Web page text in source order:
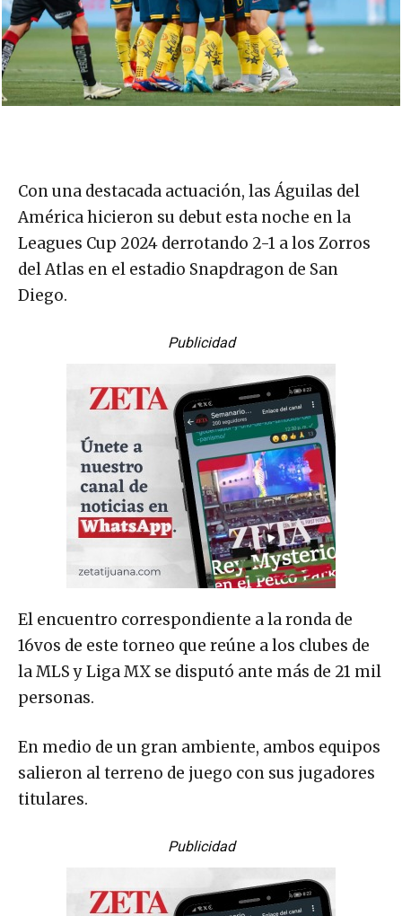
Con una destacada actuación, las Águilas del
América hicieron su debut esta noche en la
Leagues Cup 2024 derrotando 2-1 a los Zorros
del Atlas en el estadio Snapdragon de San
Diego.
Publicidad
El encuentro correspondiente a la ronda de
16vos de este torneo que reúne a los clubes de
la MLS y Liga MX se disputó ante más de 21 mil
personas.
En medio de un gran ambiente, ambos equipos
salieron al terreno de juego con sus jugadores
titulares.
Publicidad